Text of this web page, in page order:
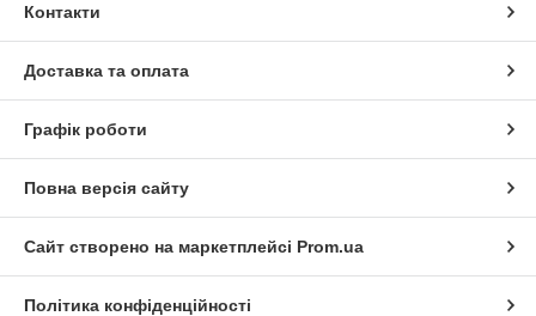
Контакти
Доставка та оплата
Графік роботи
Повна версія сайту
Сайт створено на маркетплейсі Prom.ua
Політика конфіденційності